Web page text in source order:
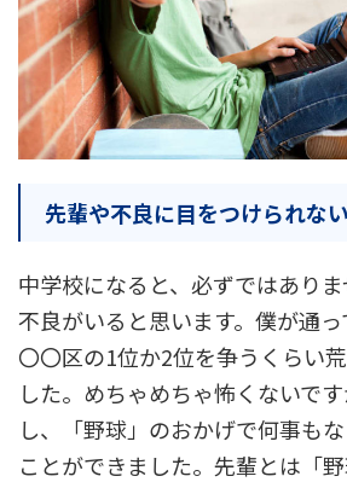
先輩や不良に目をつけられない
中学校になると、必ずではあり
不良がいると思います。僕が通っ
〇〇区の1位か2位を争うくらい
した。めちゃめちゃ怖くないで
し、「野球」のおかげで何事も
ことができました。先輩とは「野